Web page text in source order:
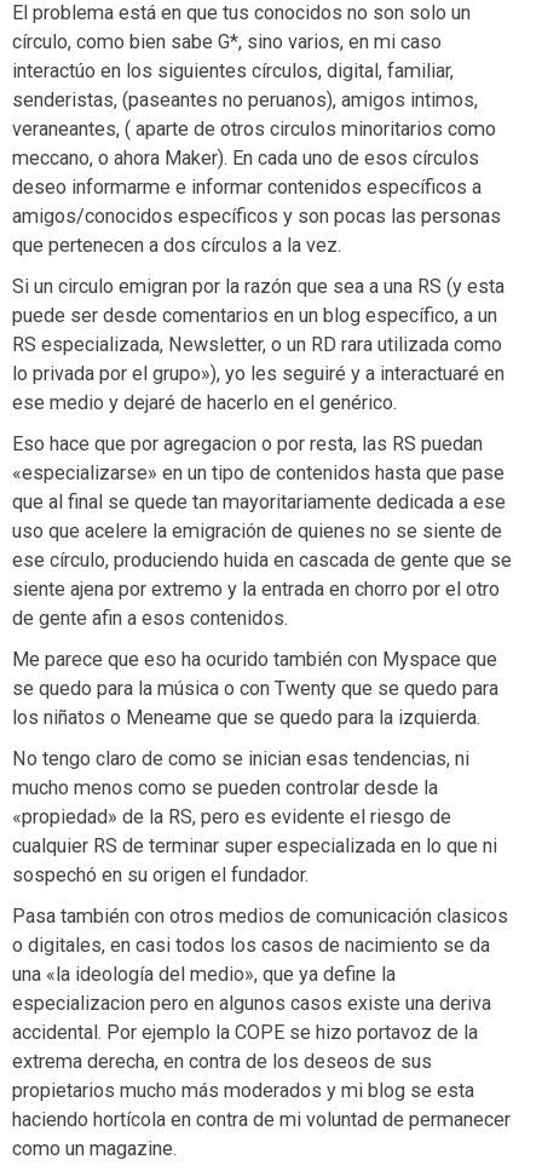
El problema está en que tus conocidos no son solo un
círculo, como bien sabe G*, sino varios, en mi caso
interactúo en los siguientes círculos, digital, familiar,
senderistas, (paseantes no peruanos), amigos intimos,
veraneantes, ( aparte de otros circulos minoritarios como
meccano, o ahora Maker). En cada uno de esos círculos
deseo informarme e informar contenidos específicos a
amigos/conocidos específicos y son pocas las personas
que pertenecen a dos círculos a la vez.
Si un circulo emigran por la razón que sea a una RS (y esta
puede ser desde comentarios en un blog específico, a un
RS especializada, Newsletter, o un RD rara utilizada como
lo privada por el grupo»), yo les seguiré y a interactuaré en
ese medio y dejaré de hacerlo en el genérico.
Eso hace que por agregacion o por resta, las RS puedan
«especializarse» en un tipo de contenidos hasta que pase
que al final se quede tan mayoritariamente dedicada a ese
uso que acelere la emigración de quienes no se siente de
ese círculo, produciendo huida en cascada de gente que se
siente ajena por extremo y la entrada en chorro por el otro
de gente afin a esos contenidos.
Me parece que eso ha ocurido también con Myspace que
se quedo para la música o con Twenty que se quedo para
los niñatos o Meneame que se quedo para la izquierda.
No tengo claro de como se inician esas tendencias, ni
mucho menos como se pueden controlar desde la
«propiedad» de la RS, pero es evidente el riesgo de
cualquier RS de terminar super especializada en lo que ni
sospechó en su origen el fundador.
Pasa también con otros medios de comunicación clasicos
o digitales, en casi todos los casos de nacimiento se da
una «la ideología del medio», que ya define la
especializacion pero en algunos casos existe una deriva
accidental. Por ejemplo la COPE se hizo portavoz de la
extrema derecha, en contra de los deseos de sus
propietarios mucho más moderados y mi blog se esta
haciendo hortícola en contra de mi voluntad de permanecer
como un magazine.